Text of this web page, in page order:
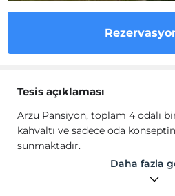
Tesis açıklaması
Arzu Pansiyon, toplam 4 odalı
kahvaltı ve sadece oda
sunmaktadır.
Misafirlerimizin tatil deneyimini
yaşamalarını arzulamaktayız.
Daha fazla